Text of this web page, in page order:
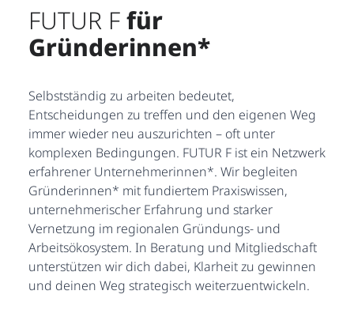
FUTUR Ffür
Gründerinnen*
Selbstständig zu arbeiten bedeutet,
Entscheidungen zu treffen und den eigenen Weg
immer wieder neu auszurichten – oft unter
komplexen Bedingungen. FUTUR F ist ein Netzwerk
erfahrener Unternehmerinnen*. Wir begleiten
Gründerinnen* mit fundiertem Praxiswissen,
unternehmerischer Erfahrung und starker
Vernetzung im regionalen Gründungs- und
Arbeitsökosystem. In Beratung und Mitgliedschaft
unterstützen wir dich dabei, Klarheit zu gewinnen
und deinen Weg strategisch weiterzuentwickeln.